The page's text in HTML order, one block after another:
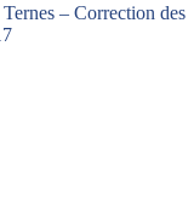
– Correction des